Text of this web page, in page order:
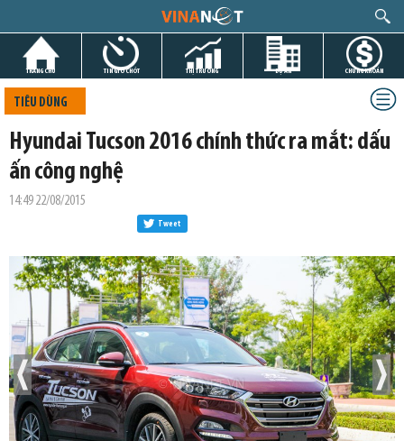
TRANG CHỦ TIN GIỜ CHÓT THỊ TRƯỜNG DỰ ÁN CHỨNG KHOÁN
TIÊU DÙNG
Hyundai Tucson 2016 chính thức ra mắt: dấu
ấn công nghệ
14:49 22/08/2015
Tweet